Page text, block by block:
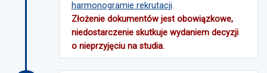
harmonogramie rekrutacji.
Złożenie dokumentów jest obowiązkowe,
niedostarczenie skutkuje wydaniem decyzji
o nieprzyjęciu na studia.